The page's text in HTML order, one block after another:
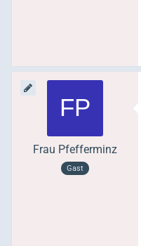
Frau Pfefferminz
Gast